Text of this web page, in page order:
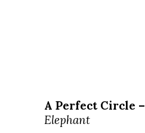
A Perfect Circle –
Elephant